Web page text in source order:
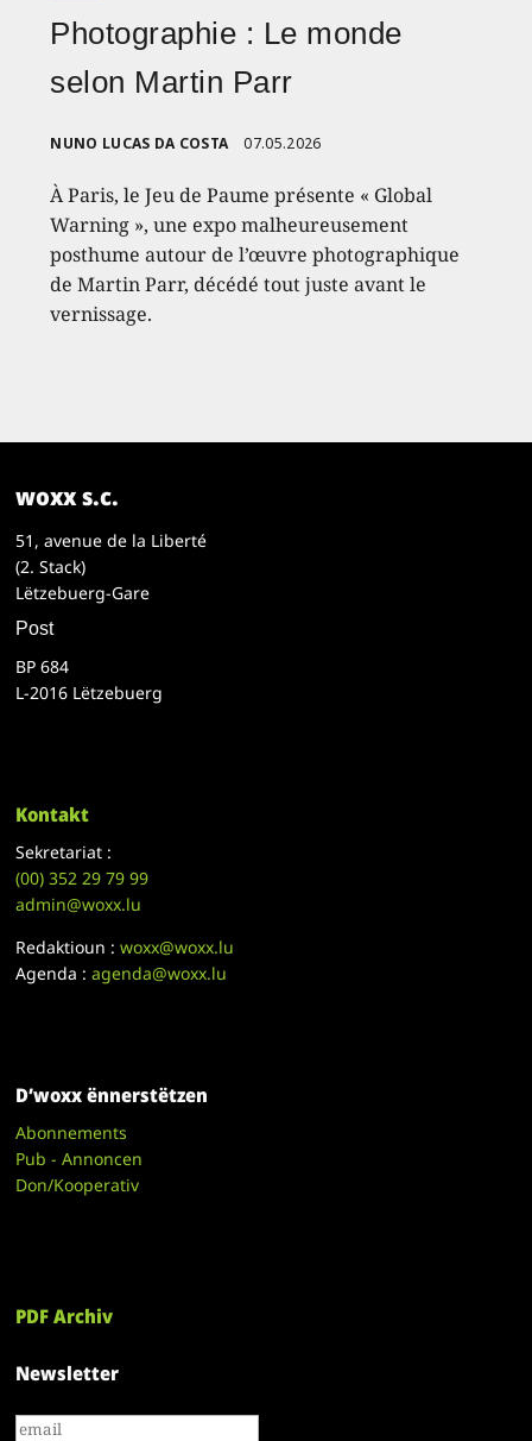
Photographie : Le monde
selon Martin Parr
NUNO LUCAS DA COSTA 07.05.2026
À Paris, le Jeu de Paume présente « Global
Warning », une expo malheureusement
posthume autour de l’œuvre photographique
de Martin Parr, décédé tout juste avant le
vernissage.
woxx s.c.
51, avenue de la Liberté
(2. Stack)
Lëtzebuerg-Gare
Post
BP 684
L-2016 Lëtzebuerg
Kontakt
Sekretariat :
(00)352 29 79 99
admin@woxx.lu
Redaktioun :woxx@woxx.lu
Agenda :agenda@woxx.lu
D’woxx ënnerstëtzen
Abonnements
Pub - Annoncen
Don/Kooperativ
PDF Archiv
Newsletter